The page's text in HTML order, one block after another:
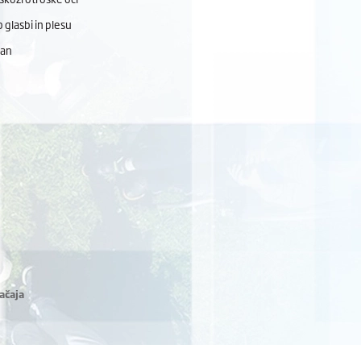
glasbi in plesu